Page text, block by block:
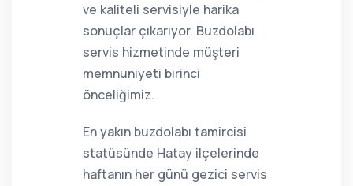
ve kaliteli servisiyle harika
sonuçlar çıkarıyor. Buzdolabı
servis hizmetinde müşteri
memnuniyeti birinci
önceliğimiz.
En yakın buzdolabı tamircisi
statüsünde Hatay ilçelerinde
haftanın her günü gezici servis